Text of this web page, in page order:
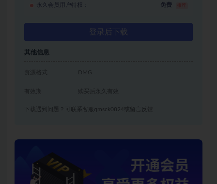
永久会员用户特权： 免费
登录后下载
其他信息
资源格式 DMG
有效期 购买后永久有效
下载遇到问题？可联系客服qmsck0824或留言反馈